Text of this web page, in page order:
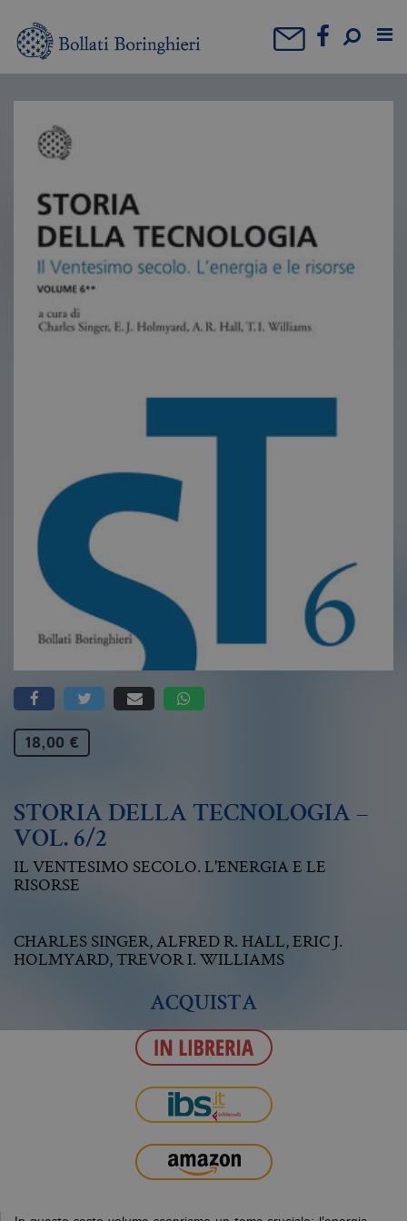
18,00 €
STORIA DELLA TECNOLOGIA –
VOL. 6/2
IL VENTESIMO SECOLO. L'ENERGIA E LE
RISORSE
CHARLES SINGER,ALFRED R. HALL,ERIC J.
HOLMYARD,TREVOR I. WILLIAMS
ACQUISTA